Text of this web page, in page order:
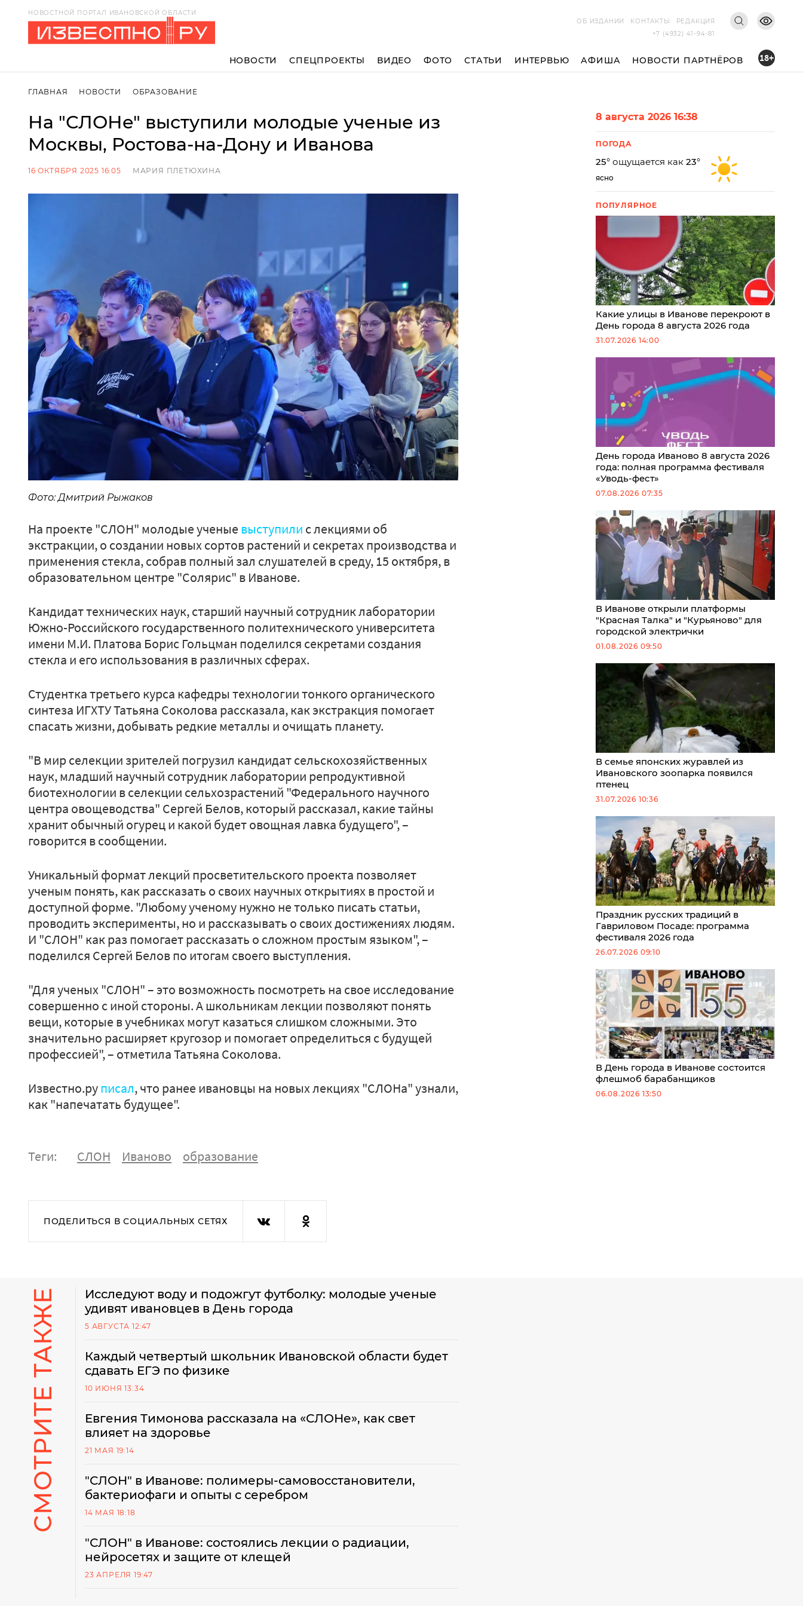
НОВОСТНОЙ ПОРТАЛ ИВАНОВСКОЙ ОБЛАСТИ
ОБ ИЗДАНИИ
КОНТАКТЫ
РЕДАКЦИЯ
+7 (4932) 41-94-81
НОВОСТИ СПЕЦПРОЕКТЫ ВИДЕО ФОТО СТАТЬИ ИНТЕРВЬЮ АФИША НОВОСТИ ПАРТНЁРОВ 18+
ГЛАВНАЯ НОВОСТИ ОБРАЗОВАНИЕ
На "СЛОНе" выступили молодые ученые из
Москвы, Ростова-на-Дону и Иванова
16 ОКТЯБРЯ 2025 16:05 МАРИЯ ПЛЕТЮХИНА
Фото: Дмитрий Рыжаков
На проекте "СЛОН" молодые ученые выступили с лекциями об
экстракции, о создании новых сортов растений и секретах производства и
применения стекла, собрав полный зал слушателей в среду, 15 октября, в
образовательном центре "Солярис" в Иванове.
Кандидат технических наук, старший научный сотрудник лаборатории
Южно-Российского государственного политехнического университета
имени М.И. Платова Борис Гольцман поделился секретами создания
стекла и его использования в различных сферах.
Студентка третьего курса кафедры технологии тонкого органического
синтеза ИГХТУ Татьяна Соколова рассказала, как экстракция помогает
спасать жизни, добывать редкие металлы и очищать планету.
"В мир селекции зрителей погрузил кандидат сельскохозяйственных
наук, младший научный сотрудник лаборатории репродуктивной
биотехнологии в селекции сельхозрастений "Федерального научного
центра овощеводства" Сергей Белов, который рассказал, какие тайны
хранит обычный огурец и какой будет овощная лавка будущего", –
говорится в сообщении.
Уникальный формат лекций просветительского проекта позволяет
ученым понять, как рассказать о своих научных открытиях в простой и
доступной форме. "Любому ученому нужно не только писать статьи,
проводить эксперименты, но и рассказывать о своих достижениях людям.
И "СЛОН" как раз помогает рассказать о сложном простым языком", –
поделился Сергей Белов по итогам своего выступления.
"Для ученых "СЛОН" – это возможность посмотреть на свое исследование
совершенно с иной стороны. А школьникам лекции позволяют понять
вещи, которые в учебниках могут казаться слишком сложными. Это
значительно расширяет кругозор и помогает определиться с будущей
профессией", – отметила Татьяна Соколова.
Известно.руписал, что ранее ивановцы на новых лекциях "СЛОНа" узнали,
как "напечатать будущее".
Теги: СЛОН Иваново образование
ПОДЕЛИТЬСЯ В СОЦИАЛЬНЫХ СЕТЯХ
8 августа 2026 16:38
ПОГОДА
25° ощущается как 23°
ясно
ПОПУЛЯРНОЕ
Какие улицы в Иванове перекроют в
День города 8 августа 2026 года
31.07.2026 14:00
День города Иваново 8 августа 2026
года: полная программа фестиваля
«Уводь-фест»
07.08.2026 07:35
В Иванове открыли платформы
"Красная Талка" и "Курьяново" для
городской электрички
01.08.2026 09:50
В семье японских журавлей из
Ивановского зоопарка появился
птенец
31.07.2026 10:36
Праздник русских традиций в
Гавриловом Посаде: программа
фестиваля 2026 года
26.07.2026 09:10
В День города в Иванове состоится
флешмоб барабанщиков
06.08.2026 13:50
СМОТРИТЕ ТАКЖЕ
Исследуют воду и подожгут футболку: молодые ученые
удивят ивановцев в День города
5 АВГУСТА 12:47
Каждый четвертый школьник Ивановской области будет
сдавать ЕГЭ по физике
10 ИЮНЯ 13:34
Евгения Тимонова рассказала на «СЛОНе», как свет
влияет на здоровье
21 МАЯ 19:14
"СЛОН" в Иванове: полимеры-самовосстановители,
бактериофаги и опыты с серебром
14 МАЯ 18:18
"СЛОН" в Иванове: состоялись лекции о радиации,
нейросетях и защите от клещей
23 АПРЕЛЯ 19:47